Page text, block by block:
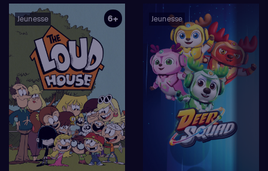
Jeunesse 6+ Jeunesse